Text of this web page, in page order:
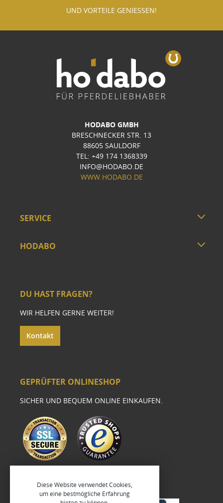
UND VORTEILE GENIESSEN!
HODABO GMBH
BRESCHNECKER STR. 13
88605 SAULDORF
TEL: +49 174 1368339
INFO@HODABO.DE
WWW.HODABO.DE
SERVICE
HODABO
DU HAST FRAGEN?
WIR HELFEN GERNE WEITER!
Kontakt
GEPRÜFTER ONLINESHOP
SICHER UND BEQUEM ONLINE EINKAUFEN.
Diese Website verwendet Cookies,
um eine bestmögliche Erfahrung